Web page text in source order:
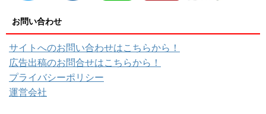
お問い合わせ
サイトへのお問い合わせはこちらから！
広告出稿のお問合せはこちらから！
プライバシーポリシー
運営会社